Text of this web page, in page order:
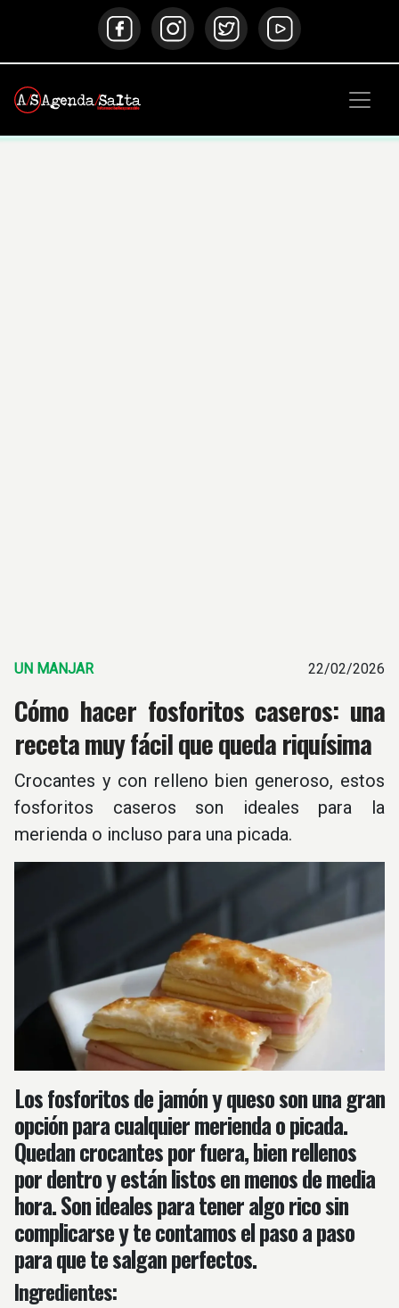
UN MANJAR 22/02/2026
Cómo hacer fosforitos caseros: una
receta muy fácil que queda riquísima
Crocantes y con relleno bien generoso, estos
fosforitos caseros son ideales para la
merienda o incluso para una picada.
Los fosforitos de jamón y queso son una gran
opción para cualquier merienda o picada.
Quedan crocantes por fuera, bien rellenos
por dentro y están listos en menos de media
hora. Son ideales para tener algo rico sin
complicarse y te contamos el paso a paso
para que te salgan perfectos.
Ingredientes: